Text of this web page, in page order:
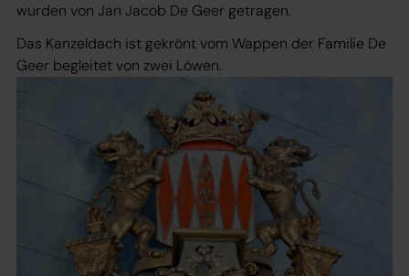
wurden von Jan Jacob De Geer getragen.
Das Kanzeldach ist gekrönt vom Wappen der Familie De
Geer begleitet von zwei Löwen.